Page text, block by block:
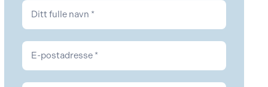
Kontakt